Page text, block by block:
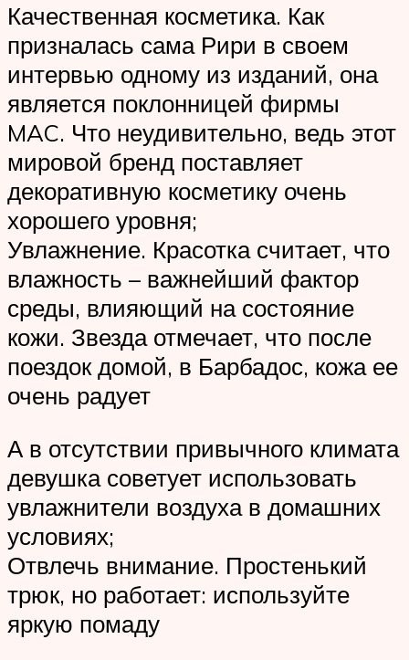
Качественная косметика. Как
призналась сама Рири в своем
интервью одному из изданий, она
является поклонницей фирмы
MAC. Что неудивительно, ведь этот
мировой бренд поставляет
декоративную косметику очень
хорошего уровня;
Увлажнение. Красотка считает, что
влажность – важнейший фактор
среды, влияющий на состояние
кожи. Звезда отмечает, что после
поездок домой, в Барбадос, кожа ее
очень радует
А в отсутствии привычного климата
девушка советует использовать
увлажнители воздуха в домашних
условиях;
Отвлечь внимание. Простенький
трюк, но работает: используйте
яркую помаду